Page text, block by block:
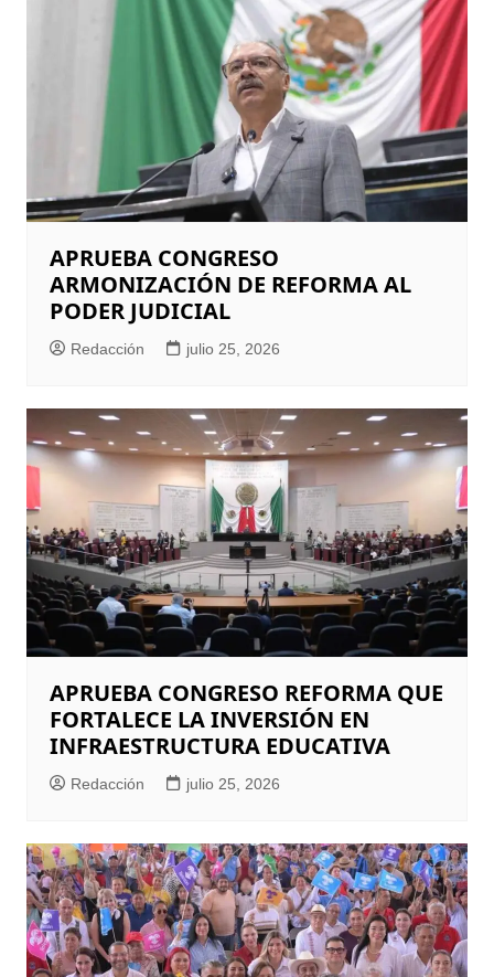
APRUEBA CONGRESO
ARMONIZACIÓN DE REFORMA AL
PODER JUDICIAL
Redacción julio 25, 2026
APRUEBA CONGRESO REFORMA QUE
FORTALECE LA INVERSIÓN EN
INFRAESTRUCTURA EDUCATIVA
Redacción julio 25, 2026